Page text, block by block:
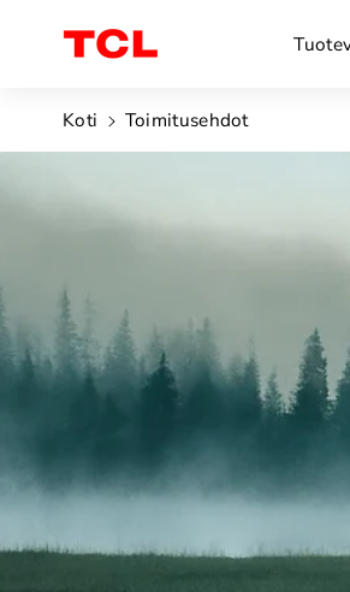
siirry
sisältöön
Koti Toimitusehdot